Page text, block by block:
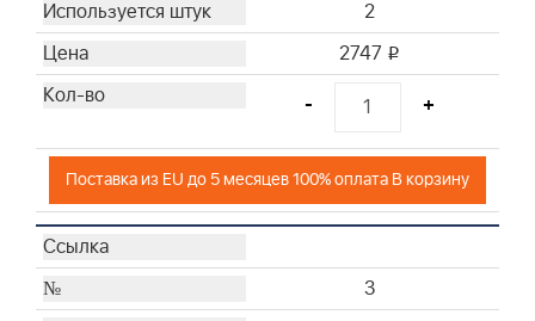
2
2747 i
- +
Поставка из EU до 5 месяцев 100% оплата В корзину
3